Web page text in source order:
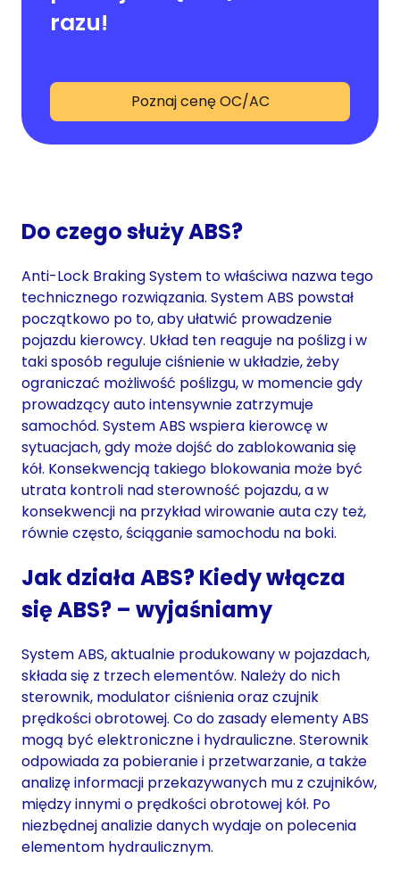
razu!
Poznaj cenę OC/AC
Do czego służy ABS?
Anti-Lock Braking System to właściwa nazwa tego
technicznego rozwiązania. System ABS powstał
początkowo po to, aby ułatwić prowadzenie
pojazdu kierowcy. Układ ten reaguje na poślizg i w
taki sposób reguluje ciśnienie w układzie, żeby
ograniczać możliwość poślizgu, w momencie gdy
prowadzący auto intensywnie zatrzymuje
samochód. System ABS wspiera kierowcę w
sytuacjach, gdy może dojść do zablokowania się
kół. Konsekwencją takiego blokowania może być
utrata kontroli nad sterowność pojazdu, a w
konsekwencji na przykład wirowanie auta czy też,
równie często, ściąganie samochodu na boki.
Jak działa ABS? Kiedy włącza
się ABS? – wyjaśniamy
System ABS, aktualnie produkowany w pojazdach,
składa się z trzech elementów. Należy do nich
sterownik, modulator ciśnienia oraz czujnik
prędkości obrotowej. Co do zasady elementy ABS
mogą być elektroniczne i hydrauliczne. Sterownik
odpowiada za pobieranie i przetwarzanie, a także
analizę informacji przekazywanych mu z czujników,
między innymi o prędkości obrotowej kół. Po
niezbędnej analizie danych wydaje on polecenia
elementom hydraulicznym.